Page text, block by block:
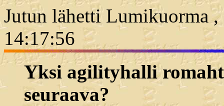
Jutun lähetti Lumikuorma
14:17:56
Yksi agilityhalli
seuraava?